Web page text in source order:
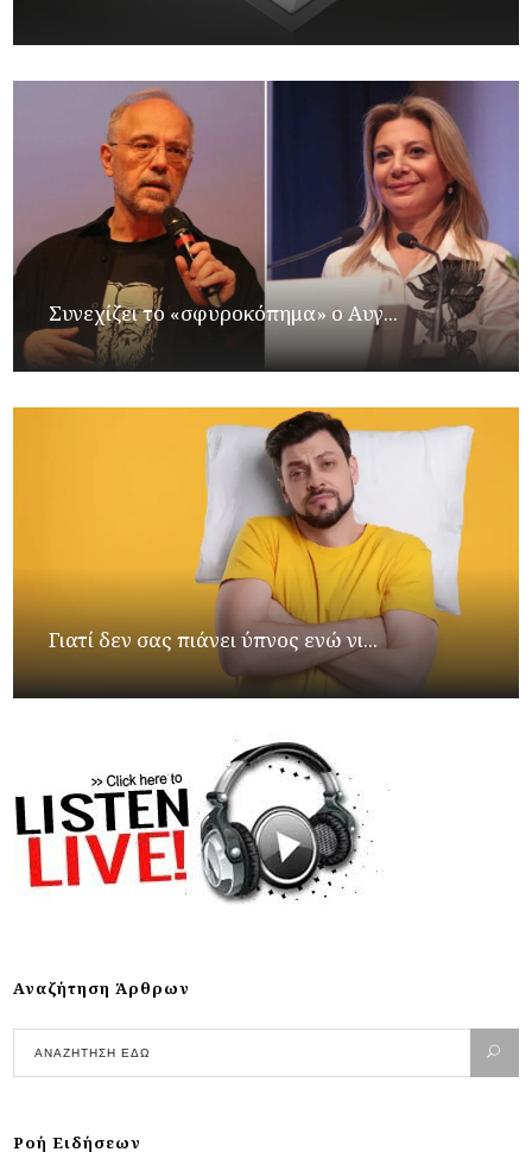
Συνεχίζει το «σφυροκόπημα» ο Αυγ...
Γιατί δεν σας πιάνει ύπνος ενώ νι...
Αναζήτηση Άρθρων
Ροή Ειδήσεων